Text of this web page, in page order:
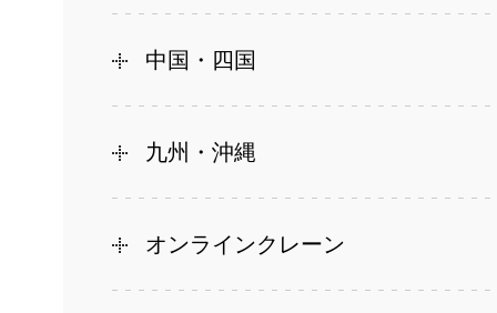
中国・四国
九州・沖縄
オンラインクレーン